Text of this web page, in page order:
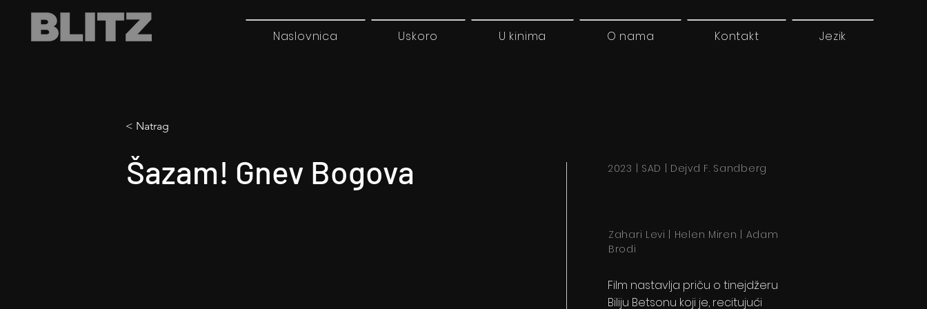
Naslovnica Uskoro U kinima O nama Kontakt Jezik
< Natrag
Šazam! Gnev Bogova 2023 | SAD | Dejvd F. Sandberg
Zahari Levi | Helen Miren | Adam
Brodi
Film nastavlja priču o tinejdžeru
Biliju Betsonu koji je, recitujući